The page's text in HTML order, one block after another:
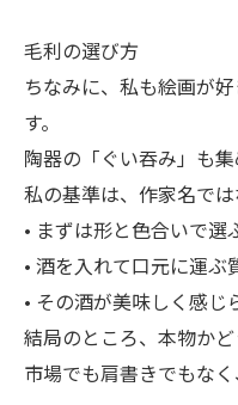
毛利の選び方
ちなみに、私も絵画が
す。
陶器の「ぐい吞み」も集
私の基準は、作家名で
• まずは形と色合いで選
• 酒を入れて口元に運ぶ
• その酒が美味しく感
結局のところ、本物かど
市場でも肩書きでもなく